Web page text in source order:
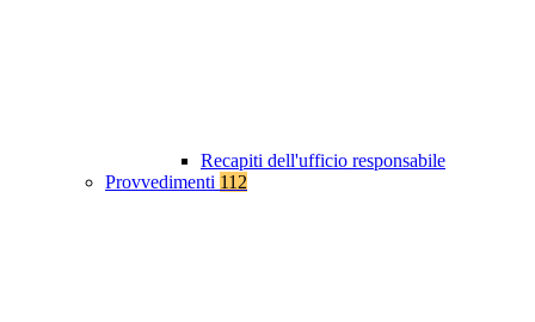
Recapiti dell'ufficio responsabile
Provvedimenti 112